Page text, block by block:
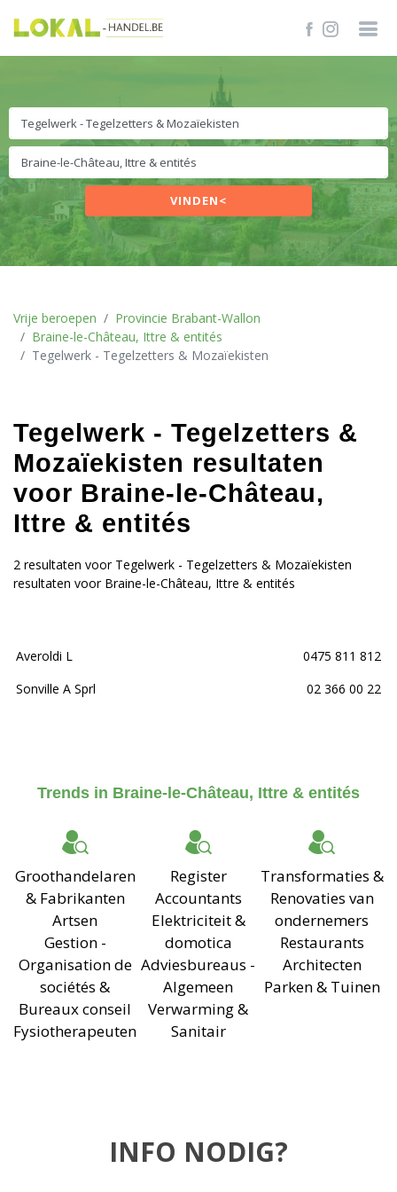
VINDEN<
Vrije beroepen
Provincie Brabant-Wallon
Braine-le-Château, Ittre & entités
Tegelwerk - Tegelzetters & Mozaïekisten
Tegelwerk - Tegelzetters &
Mozaïekisten resultaten
voor Braine-le-Château,
Ittre & entités
2 resultaten voor Tegelwerk - Tegelzetters & Mozaïekisten
resultaten voor Braine-le-Château, Ittre & entités
Averoldi L
0475 811 812
Sonville A Sprl
02 366 00 22
Trends in Braine-le-Château, Ittre & entités
Groothandelaren
& Fabrikanten
Artsen
Gestion -
Organisation de
sociétés &
Bureaux conseil
Fysiotherapeuten
Register
Accountants
Elektriciteit &
domotica
Adviesbureaus -
Algemeen
Verwarming &
Sanitair
Transformaties &
Renovaties van
ondernemers
Restaurants
Architecten
Parken & Tuinen
INFO NODIG?